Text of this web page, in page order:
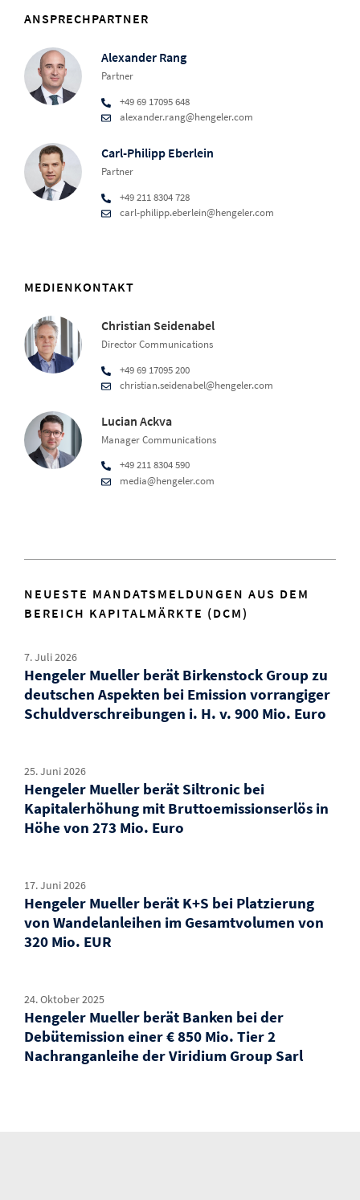
ANSPRECHPARTNER
Alexander Rang
Partner
+49 69 17095 648
alexander.rang@hengeler.com
Carl-Philipp Eberlein
Partner
+49 211 8304 728
carl-philipp.eberlein@hengeler.com
MEDIENKONTAKT
Christian Seidenabel
Director Communications
+49 69 17095 200
christian.seidenabel@hengeler.com
Lucian Ackva
Manager Communications
+49 211 8304 590
media@hengeler.com
NEUESTE MANDATSMELDUNGEN AUS DEM
BEREICH KAPITALMÄRKTE (DCM)
7. Juli 2026
Hengeler Mueller berät Birkenstock Group zu
deutschen Aspekten bei Emission vorrangiger
Schuldverschreibungen i. H. v. 900 Mio. Euro
25. Juni 2026
Hengeler Mueller berät Siltronic bei
Kapitalerhöhung mit Bruttoemissionserlös in
Höhe von 273 Mio. Euro
17. Juni 2026
Hengeler Mueller berät K+S bei Platzierung
von Wandelanleihen im Gesamtvolumen von
320 Mio. EUR
24. Oktober 2025
Hengeler Mueller berät Banken bei der
Debütemission einer € 850 Mio. Tier 2
Nachranganleihe der Viridium Group Sarl